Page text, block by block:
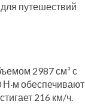
путешествий
2987 см³ с
обеспечивают
216 км/ч.